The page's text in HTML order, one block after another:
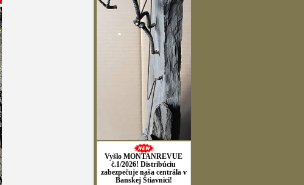
Vyšlo MONTANREVUE
č.1/2026! Distribúciu
zabezpečuje naša centrála v
Banskej Štiavnici!